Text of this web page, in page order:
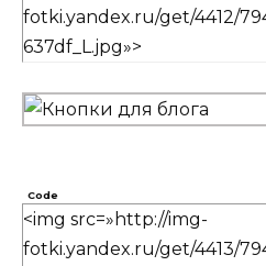
fotki.yandex.ru/get/4412/
637df_L.jpg»>
Code
<img src=»http://img-
fotki.yandex.ru/get/4413/